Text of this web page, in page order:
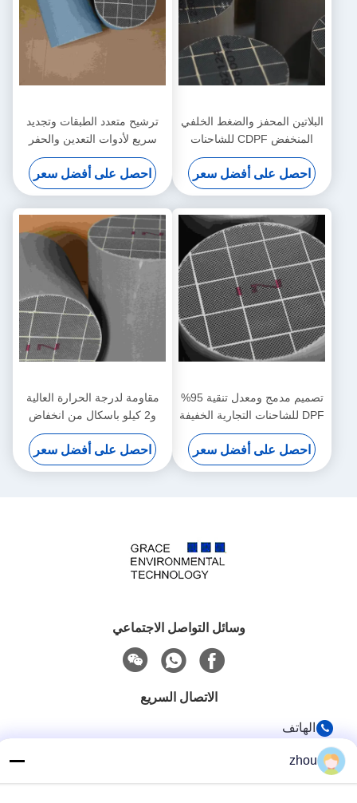
البلاتين المحفز والضغط الخلفي
المنخفض CDPF للشاحنات
الثقيلة Euro VI
احصل على أفضل سعر
ترشيح متعدد الطبقات وتجديد
سريع لأدوات التعدين والحفر
احصل على أفضل سعر
تصميم مدمج ومعدل تنقية 95%
DPF للشاحنات التجارية الخفيفة
احصل على أفضل سعر
مقاومة لدرجة الحرارة العالية
و2 كيلو باسكال من انخفاض
DPF لمحركات الديزل عالية
الأداء
احصل على أفضل سعر
وسائل التواصل الاجتماعي
الاتصال السريع
الهاتف
بريد إلكتروني
zhou